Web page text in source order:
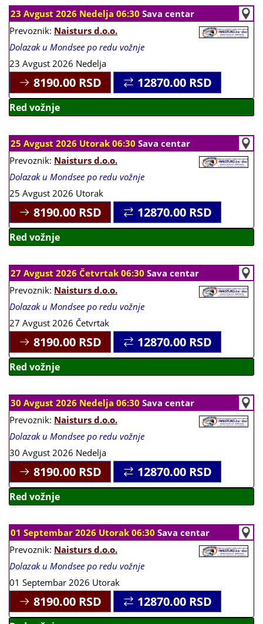
23 Avgust 2026 Nedelja 06:30 Sava centar
Prevoznik: Naisturs d.o.o.
Dolazak u Mondsee po redu vožnje
23 Avgust 2026 Nedelja
8190.00 RSD 12870.00 RSD
Red vožnje
25 Avgust 2026 Utorak 06:30 Sava centar
Prevoznik: Naisturs d.o.o.
Dolazak u Mondsee po redu vožnje
25 Avgust 2026 Utorak
8190.00 RSD 12870.00 RSD
Red vožnje
27 Avgust 2026 Četvrtak 06:30 Sava centar
Prevoznik: Naisturs d.o.o.
Dolazak u Mondsee po redu vožnje
27 Avgust 2026 Četvrtak
8190.00 RSD 12870.00 RSD
Red vožnje
30 Avgust 2026 Nedelja 06:30 Sava centar
Prevoznik: Naisturs d.o.o.
Dolazak u Mondsee po redu vožnje
30 Avgust 2026 Nedelja
8190.00 RSD 12870.00 RSD
Red vožnje
01 Septembar 2026 Utorak 06:30 Sava centar
Prevoznik: Naisturs d.o.o.
Dolazak u Mondsee po redu vožnje
01 Septembar 2026 Utorak
8190.00 RSD 12870.00 RSD